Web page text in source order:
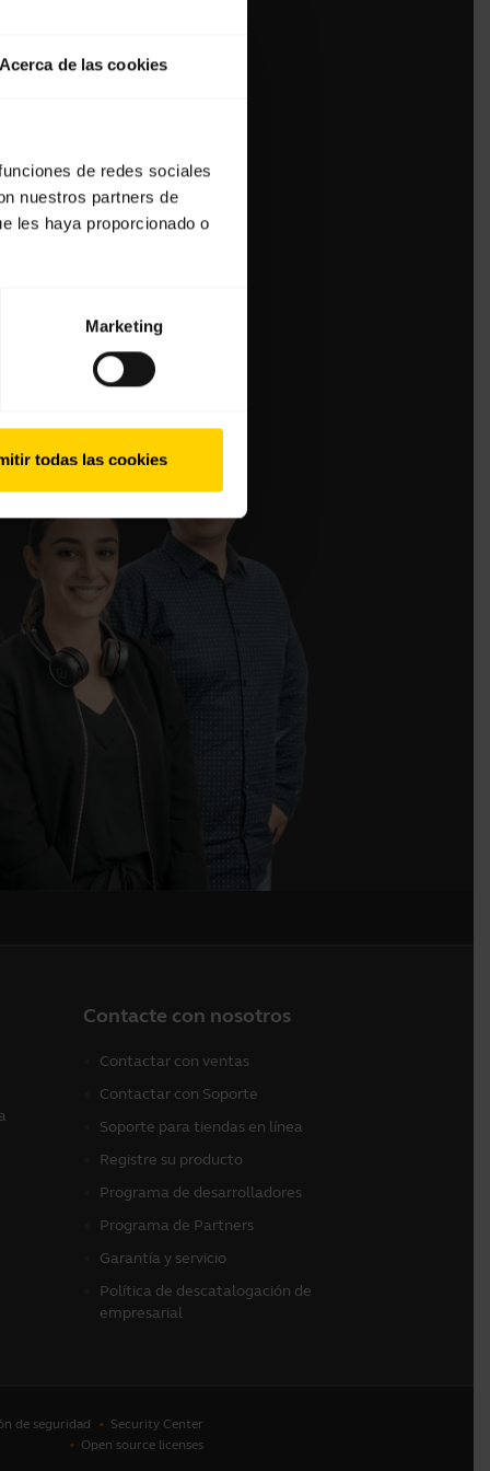
de las cookies
de redes sociales
nuestros partners de
les haya proporcionado o
Marketing
todas las cookies
Contacte con nosotros
Contactar con ventas
Contactar con Soporte
Soporte para tiendas en línea
Registre su producto
Programa de desarrolladores
Programa de Partners
Garantía y servicio
Política de descatalogación de
empresarial
de seguridad
Security Center
Open source licenses